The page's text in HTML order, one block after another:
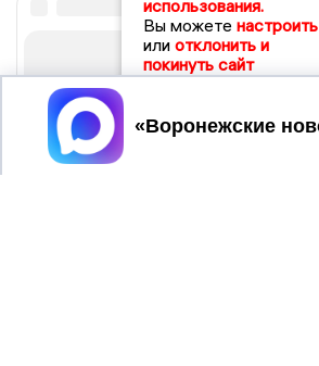
использования.
Вы можете настроить
или отклонить и
покинуть сайт
Принять